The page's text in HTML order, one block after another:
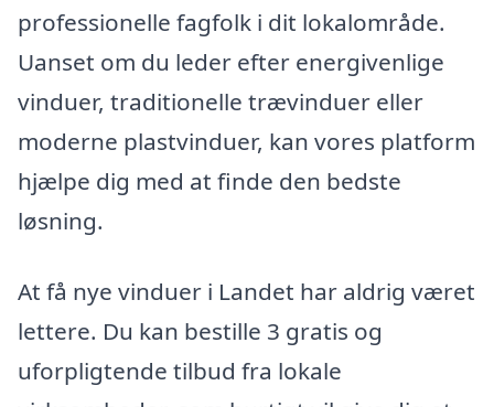
professionelle fagfolk i dit lokalområde.
Uanset om du leder efter energivenlige
vinduer, traditionelle trævinduer eller
moderne plastvinduer, kan vores platform
hjælpe dig med at finde den bedste
løsning.
At få nye vinduer i Landet har aldrig været
lettere. Du kan bestille 3 gratis og
uforpligtende tilbud fra lokale